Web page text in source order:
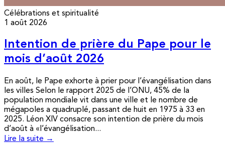
Célébrations et spiritualité
1 août 2026
Intention de prière du Pape pour le
mois d’août 2026
En août, le Pape exhorte à prier pour l’évangélisation dans
les villes Selon le rapport 2025 de l’ONU, 45% de la
population mondiale vit dans une ville et le nombre de
mégapoles a quadruplé, passant de huit en 1975 à 33 en
2025. Léon XIV consacre son intention de prière du mois
d’août à «l’évangélisation...
Lire la suite →